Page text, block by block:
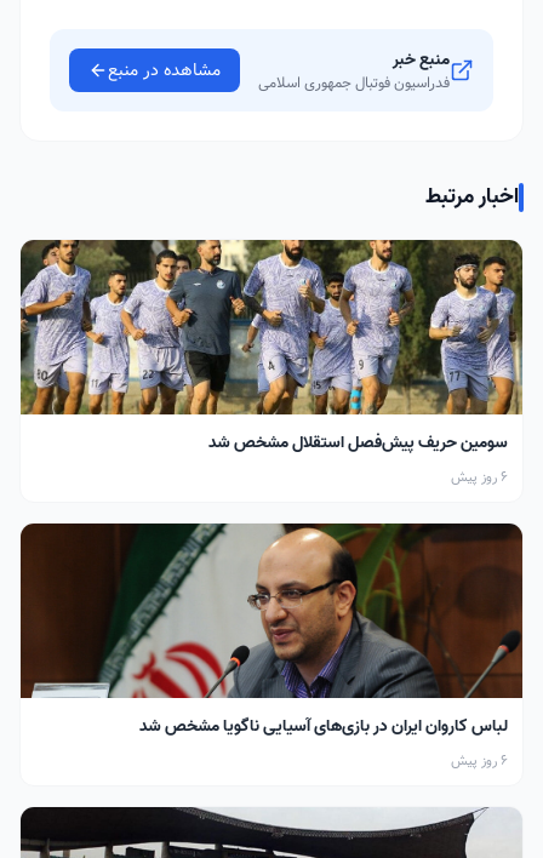
منبع خبر
فدراسیون فوتبال جمهوری اسلامی مشاهده در منبع
اخبار مرتبط
سومین حریف پیش‌فصل استقلال مشخص شد
6 روز پیش
لباس کاروان ایران در بازی‌های آسیایی ناگویا مشخص شد
6 روز پیش